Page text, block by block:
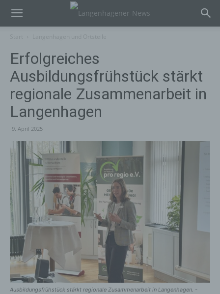
Erfolgreiches
Ausbildungsfrühstück stärkt
regionale Zusammenarbeit in
Langenhagen
9. April 2025
Ausbildungsfrühstück stärkt regionale Zusammenarbeit in Langenhagen. -